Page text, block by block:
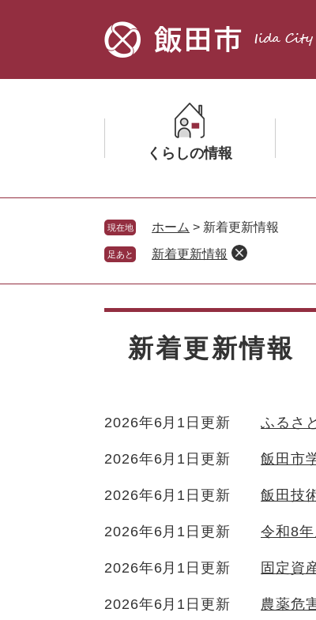
文
くらしの情報
ニ
ュ
ー
を
ニ
を
く
現在地 ホーム > 新着更新情報
足あと 新着更新情報
新着更新情報
2026年6月1日更新 ふるさ
2026年6月1日更新 飯田市
2026年6月1日更新 飯田技
2026年6月1日更新 令和8
2026年6月1日更新 固定資
2026年6月1日更新 農薬危